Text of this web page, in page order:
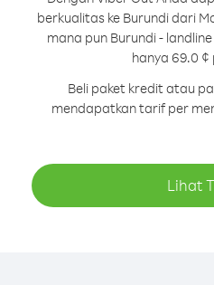
berkualitas ke Burundi dari
mana pun Burundi -
hanya 69.0 ¢
Beli paket kredit atau
mendapatkan tarif per
Lihat